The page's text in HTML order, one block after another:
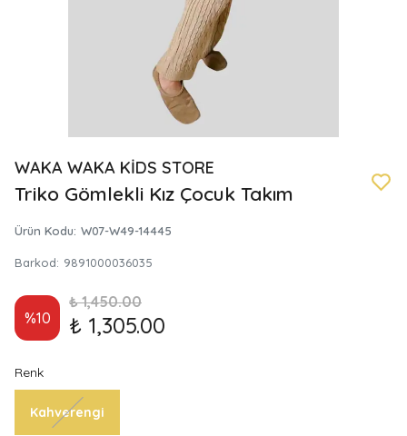
WAKA WAKA KİDS STORE
Triko Gömlekli Kız Çocuk Takım
Ürün Kodu: W07-W49-14445
Barkod: 9891000036035
%10
₺ 1,450.00
₺ 1,305.00
Renk
Kahverengi